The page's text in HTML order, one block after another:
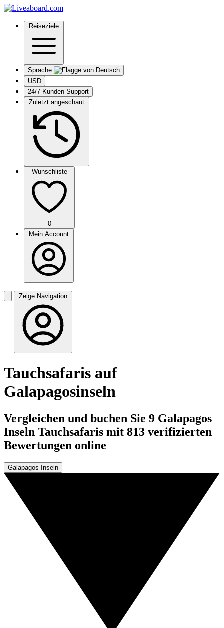
Reiseziele
Sprache
USD
24/7 Kunden-Support
Zuletzt angeschaut
Wunschliste
0
Mein Account
Zeige Navigation
Tauchsafaris auf
Galapagosinseln
Vergleichen und buchen Sie 9 Galapagos
Inseln Tauchsafaris mit 813 verifizierten
Bewertungen online
Galapagos Inseln